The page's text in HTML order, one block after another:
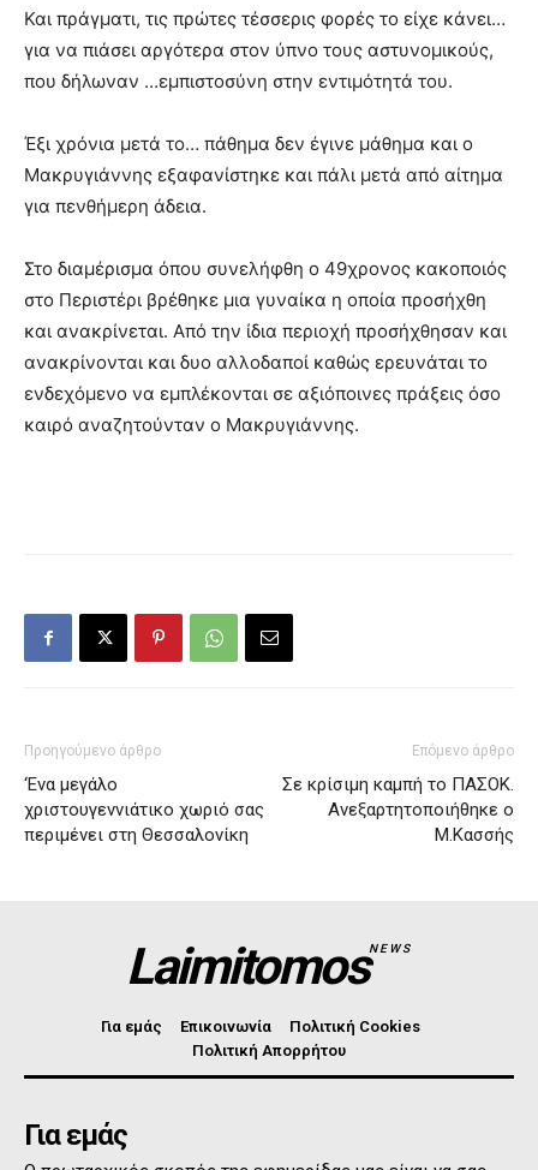
Και πράγματι, τις πρώτες τέσσερις φορές το είχε κάνει…
για να πιάσει αργότερα στον ύπνο τους αστυνομικούς,
που δήλωναν …εμπιστοσύνη στην εντιμότητά του.
Έξι χρόνια μετά το… πάθημα δεν έγινε μάθημα και ο
Μακρυγιάννης εξαφανίστηκε και πάλι μετά από αίτημα
για πενθήμερη άδεια.
Στο διαμέρισμα όπου συνελήφθη ο 49χρονος κακοποιός
στο Περιστέρι βρέθηκε μια γυναίκα η οποία προσήχθη
και ανακρίνεται. Από την ίδια περιοχή προσήχθησαν και
ανακρίνονται και δυο αλλοδαποί καθώς ερευνάται το
ενδεχόμενο να εμπλέκονται σε αξιόποινες πράξεις όσο
καιρό αναζητούνταν ο Μακρυγιάννης.
Προηγούμενο άρθρο
‘Ενα μεγάλο
χριστουγεννιάτικο χωριό σας
περιμένει στη Θεσσαλονίκη
Επόμενο άρθρο
Σε κρίσιμη καμπή το ΠΑΣΟΚ.
Ανεξαρτητοποιήθηκε ο
Μ.Κασσής
LaimitomosNEWS
Για εμάς Επικοινωνία
Πολιτική Cookies
Πολιτική Απορρήτου
Για εμάς